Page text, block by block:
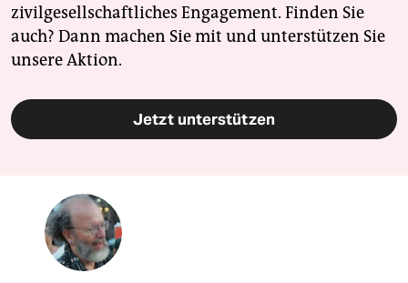
zivilgesellschaftliches Engagement. Finden Sie
auch? Dann machen Sie mit und unterstützen Sie
unsere Aktion.
Jetzt unterstützen